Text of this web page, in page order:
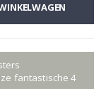
fantastische 4